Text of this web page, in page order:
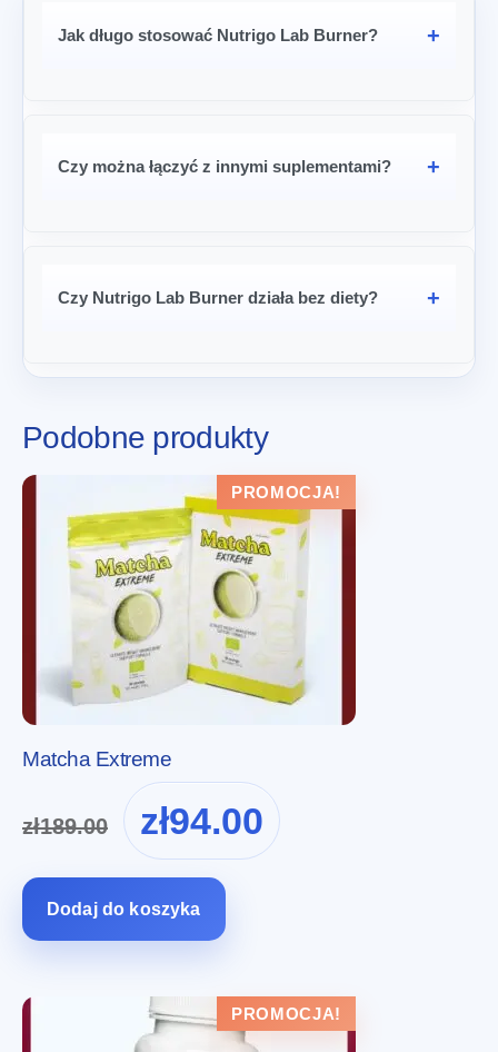
Jak długo stosować Nutrigo Lab Burner?
Czy można łączyć z innymi suplementami?
Czy Nutrigo Lab Burner działa bez diety?
Podobne produkty
PROMOCJA!
Matcha Extreme
zł189.00
Pierwotna
cena
wynosiła:
zł94.00
cena
Dodaj do koszyka
PROMOCJA!